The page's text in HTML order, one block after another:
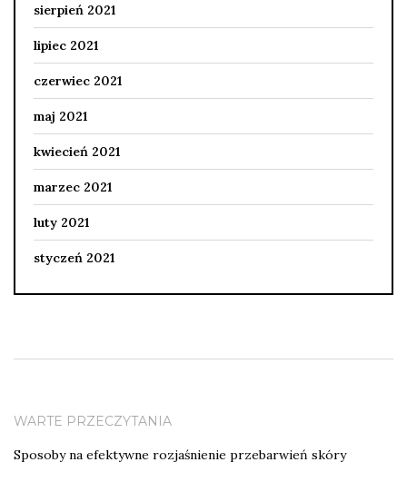
sierpień 2021
lipiec 2021
czerwiec 2021
maj 2021
kwiecień 2021
marzec 2021
luty 2021
styczeń 2021
WARTE PRZECZYTANIA
Sposoby na efektywne rozjaśnienie przebarwień skóry